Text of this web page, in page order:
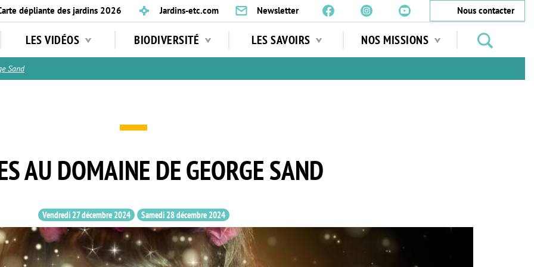
dépliante des jardins 2026 Jardins-etc.com Newsletter
Nous contacter
LES VIDÉOS BIODIVERSITÉ LES SAVOIRS NOS MISSIONS
jardins
Sand
AU DOMAINE DE GEORGE SAND
Vendredi 27 décembre 2024 Samedi 28 décembre 2024